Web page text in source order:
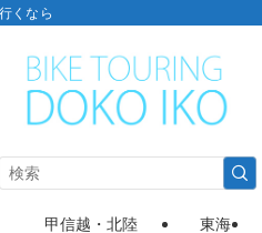
くなら
甲信越・北陸 東海